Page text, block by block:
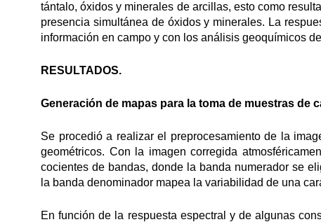
tántalo, óxidos y minerales de arcillas, esto como
presencia simultánea de óxidos y minerales. La
información en campo y con los análisis geoquímicos
RESULTADOS.
Generación de mapas para la toma de muestras de
Se procedió a realizar el preprocesamiento de la
geométricos. Con la imagen corregida
cocientes de bandas, donde la banda numerador se
la banda denominador mapea la variabilidad de una
En función de la respuesta espectral y de algunas